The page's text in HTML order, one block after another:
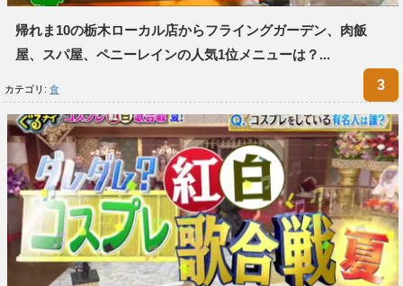
帰れま10の栃木ローカル店からフライングガーデン、肉飯
屋、スパ屋、ペニーレインの人気1位メニューは？...
カテゴリ: 食